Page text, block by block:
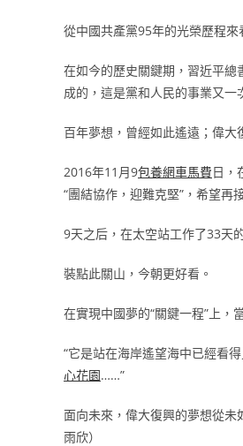
從中國共產黨95年的光榮歷程
在如今的歷史關鍵期，習近平
成的，這是黨和人民的事業又一
百年夢想，曾經如此遙遠；偉大
2016年11月9包養網車馬費日，
“團結協作，迎難克堅”，希望再
9天之后，在太空站工作了33天
裝點此關山，今朝更好看。
在實現中國夢的“關鍵一程”上，
“它是站在海岸遙望海中已經看
心花園……”
面向未來，偉大復興的夢想從
雨欣）